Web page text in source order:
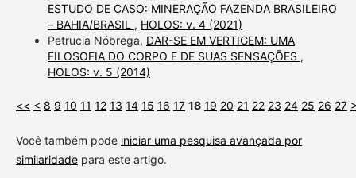
ESTUDO DE CASO: MINERAÇÃO FAZENDA BRASILEIRO
– BAHIA/BRASIL , HOLOS: v. 4 (2021)
Petrucia Nóbrega, DAR-SE EM VERTIGEM: UMA
FILOSOFIA DO CORPO E DE SUAS SENSAÇÕES ,
HOLOS: v. 5 (2014)
<< < 8 9 10 11 12 13 14 15 16 17 18 19 20 21 22 23 24 25 26 27
Você também pode iniciar uma pesquisa avançada por
similaridadepara este artigo.